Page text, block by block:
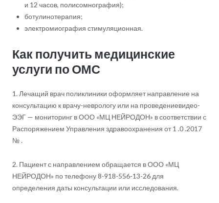
и 12 часов, полисомнография);
ботулинотерапия;
электромиография стимуляционная.
Как получить медицинские
услуги по ОМС
1. Лечащий врач поликлиники оформляет направление на
консультацию к врачу-неврологу или на проведениевидео-
ЭЭГ — мониторинг в ООО «МЦ НЕЙРОДОН» в соответствии с
Распоряжением Управления здравоохранения от 1 .0 .2017
№ .
2. Пациент с направлением обращается в ООО «МЦ
НЕЙРОДОН» по телефону 8-918-556-13-26 для
определения даты консультации или исследования.